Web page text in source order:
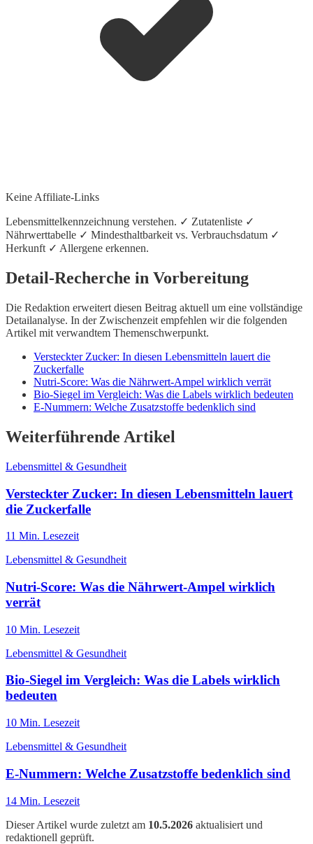
Keine Affiliate-Links
Lebensmittelkennzeichnung verstehen. ✓ Zutatenliste ✓
Nährwerttabelle ✓ Mindesthaltbarkeit vs. Verbrauchsdatum ✓
Herkunft ✓ Allergene erkennen.
Detail-Recherche in Vorbereitung
Die Redaktion erweitert diesen Beitrag aktuell um eine vollständige
Detailanalyse. In der Zwischenzeit empfehlen wir die folgenden
Artikel mit verwandtem Themenschwerpunkt.
Versteckter Zucker: In diesen Lebensmitteln lauert die
Zuckerfalle
Nutri-Score: Was die Nährwert-Ampel wirklich verrät
Bio-Siegel im Vergleich: Was die Labels wirklich bedeuten
E-Nummern: Welche Zusatzstoffe bedenklich sind
Weiterführende Artikel
Lebensmittel & Gesundheit
Versteckter Zucker: In diesen Lebensmitteln lauert
die Zuckerfalle
11 Min. Lesezeit
Lebensmittel & Gesundheit
Nutri-Score: Was die Nährwert-Ampel wirklich
verrät
10 Min. Lesezeit
Lebensmittel & Gesundheit
Bio-Siegel im Vergleich: Was die Labels wirklich
bedeuten
10 Min. Lesezeit
Lebensmittel & Gesundheit
E-Nummern: Welche Zusatzstoffe bedenklich sind
14 Min. Lesezeit
Dieser Artikel wurde zuletzt am 10.5.2026 aktualisiert und
redaktionell geprüft.